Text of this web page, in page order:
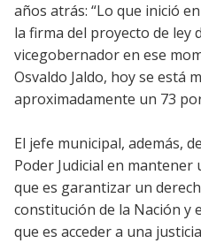
años atrás: “Lo que inició
la firma del proyecto de ley
vicegobernador en ese
Osvaldo Jaldo, hoy se está
aproximadamente un 73
El jefe municipal, además,
Poder Judicial en
que es garantizar un
constitución de la Nación y
que es acceder a una